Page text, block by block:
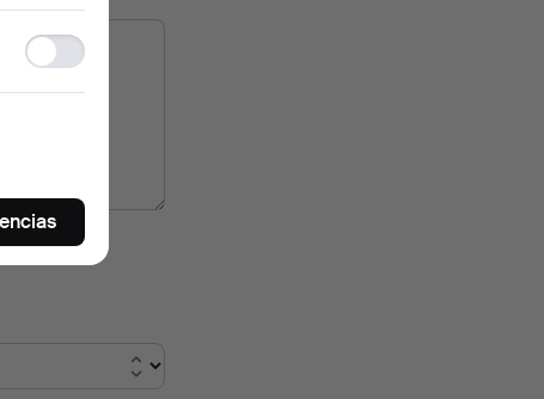
Ad
storage